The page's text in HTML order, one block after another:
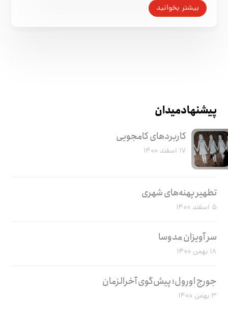
بیشتر بخوانید
پیشنهاد میدان
کاربرد‌های کامجویی
۱۷ اسفند ۱۴۰۰
تطهیر پهنه‌های شهری
۵ اسفند ۱۴۰۰
سر آویزان مدوسا
۱۸ بهمن ۱۴۰۰
جورج اورول؛ پیش‌گوی آخرالزمان
۳ بهمن ۱۴۰۰